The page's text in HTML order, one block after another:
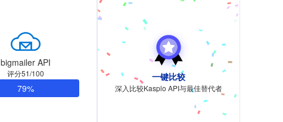
bigmailer API
评分51/100
79%
一键比较
深入比较Kasplo API与最佳替代者